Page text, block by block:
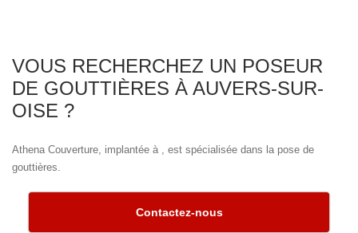
VOUS RECHERCHEZ UN POSEUR
DE GOUTTIÈRES À AUVERS-SUR-
OISE ?
Athena Couverture, implantée à , est spécialisée dans la pose de
gouttières.
Contactez-nous